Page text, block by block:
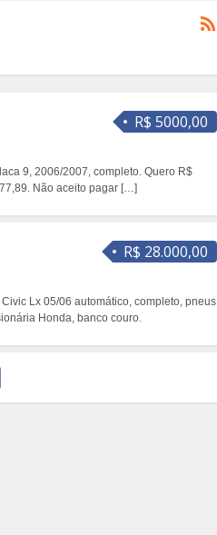
R$ 5000,00
9, 2006/2007, completo. Quero R$
Não aceito pagar […]
R$ 28.000,00
Lx 05/06 automático, completo, pneus
Honda, banco couro.